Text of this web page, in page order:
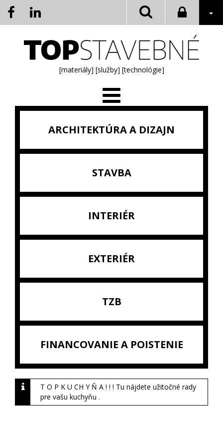
[materiály] [služby] [technológie]
ARCHITEKTÚRA A DIZAJN
STAVBA
INTERIÉR
EXTERIÉR
TZB
FINANCOVANIE A POISTENIE
T O P K U CH Y Ň A ! ! ! Tu nájdete užitočné rady
pre vašu kuchyňu .